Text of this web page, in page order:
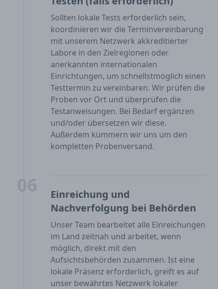
Sollten lokale Tests erforderlich sein,
koordinieren wir die Terminvereinbarung
mit unserem Netzwerk akkreditierter
Labore in den Zielregionen oder
anerkannten internationalen
Einrichtungen, um schnellstmöglich einen
Testtermin zu vereinbaren. Wir prüfen die
Proben vor Ort und überprüfen die
Testanweisungen. Bei Bedarf ergänzen
und/oder übersetzen wir diese.
Außerdem kümmern wir uns um den
kompletten Probenversand.
Einreichung und
Nachverfolgung bei Behörden
Unser Team bearbeitet alle Einreichungen
im Land zeitnah und arbeitet, wenn
möglich, direkt mit den
Aufsichtsbehörden zusammen. Ist eine
lokale Präsenz erforderlich, greift es auf
unser bewährtes Netzwerk lokaler